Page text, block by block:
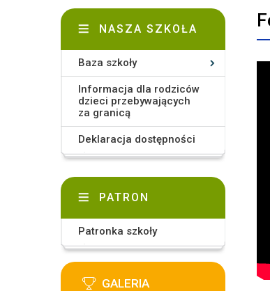
NASZA SZKOŁA
Baza szkoły
Informacja dla rodziców
dzieci przebywających
za granicą
Deklaracja dostępności
PATRON
Patronka szkoły
GALERIA